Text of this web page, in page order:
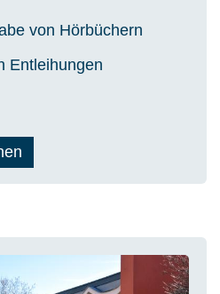
von Hörbüchern
Entleihungen